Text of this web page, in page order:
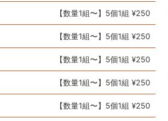
【数量1組〜】5個1組 ¥250
【数量1組〜】5個1組 ¥250
【数量1組〜】5個1組 ¥250
【数量1組〜】5個1組 ¥250
【数量1組〜】5個1組 ¥250